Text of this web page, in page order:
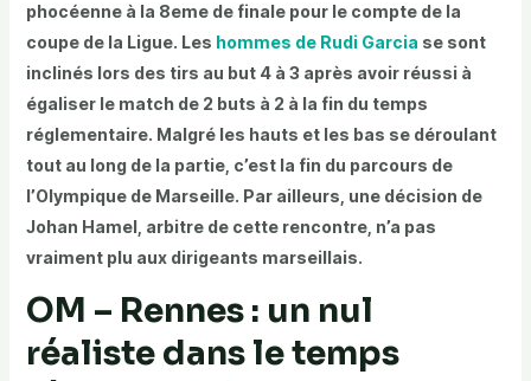
phocéenne à la 8eme de finale pour le compte de la
coupe de la Ligue. Les hommes de Rudi Garcia se sont
inclinés lors des tirs au but 4 à 3 après avoir réussi à
égaliser le match de 2 buts à 2 à la fin du temps
réglementaire. Malgré les hauts et les bas se déroulant
tout au long de la partie, c’est la fin du parcours de
l’Olympique de Marseille. Par ailleurs, une décision de
Johan Hamel, arbitre de cette rencontre, n’a pas
vraiment plu aux dirigeants marseillais.
OM – Rennes : un nul
réaliste dans le temps